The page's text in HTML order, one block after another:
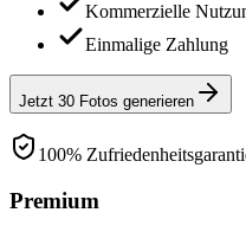
Kommerzielle
Einmalige Zahlung
Jetzt 30 Fotos generieren
100%
Premium